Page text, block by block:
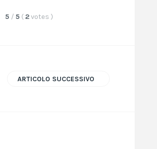
5 / 5 ( 2votes )
ARTICOLO SUCCESSIVO